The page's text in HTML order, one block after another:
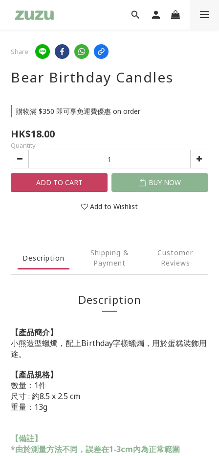
Share
Bear Birthday Candles
購物滿 $350 即可享免運費優惠 on order
HK$18.00
Quantity
ADD TO CART BUY NOW
Add to Wishlist
Description
Shipping &
Payment
Customer
Reviews
Description
【產品簡介】
小熊造型蠟燭，配上Birthday字樣蠟燭 ，用於蛋糕裝飾用
途。
【產品規格】
數量：1件
尺寸 : 約8.5 x 2.5 cm
重量：13g
【備註】
*由於測量方法不同，誤差在1-3cm內為正常範圍